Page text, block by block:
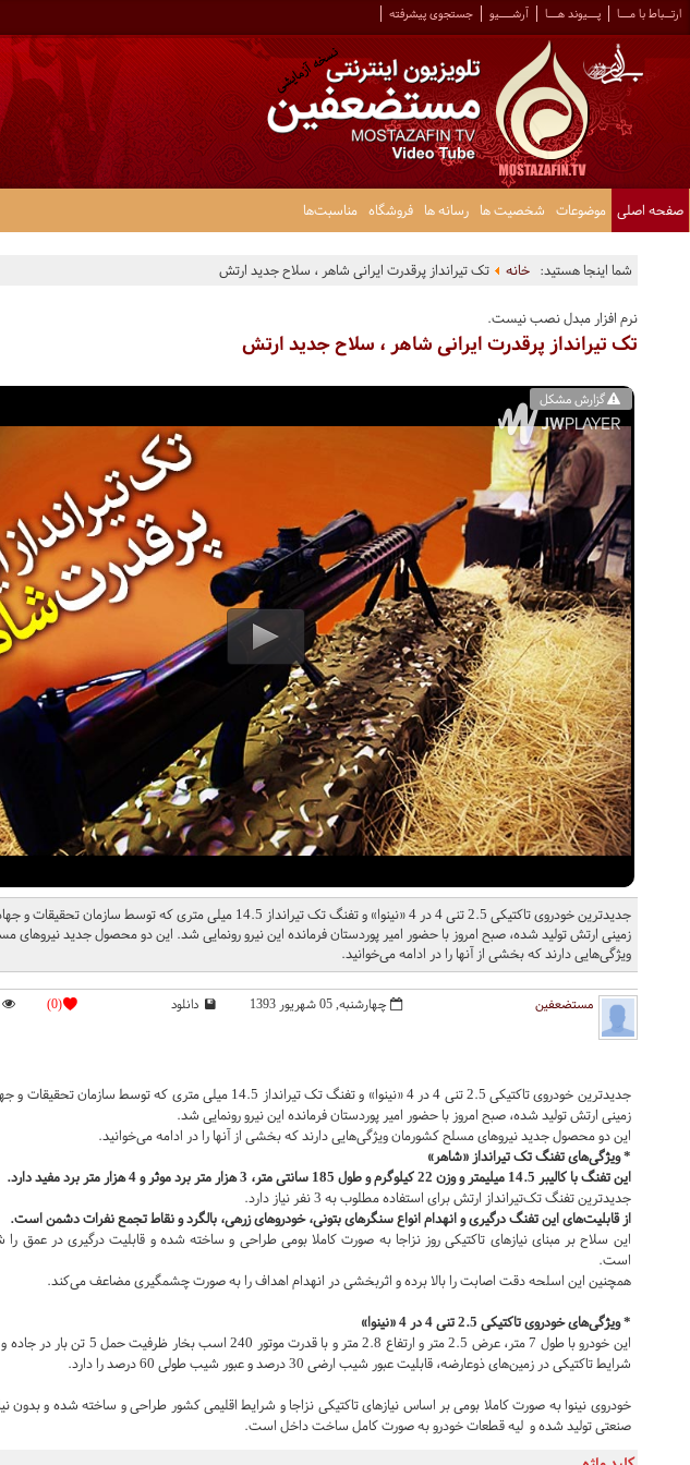
ارتــباط با مـــا پـــیوند هـــا آرشــــیو جستجوی پیشرفته
صفحه اصلی موضوعات شخصیت ها رسانه ها فروشگاه مناسبت‌ها
شما اینجا هستید: خانه تک تیرانداز پرقدرت ایرانی شاهر ، سلاح جدید ارتش
نرم افزار مبدل نصب نیست.
تک تیرانداز پرقدرت ایرانی شاهر ، سلاح جدید ارتش
گزارش مشکل
جدیدترین خودروی تاکتیکی 2.5 تنی 4 در 4 «نینوا» و تفنگ تک تیرانداز 14.5 میلی متری که توسط
زمینی ارتش تولید شده، صبح امروز با حضور امیر پوردستان فرمانده این نیرو رونمایی شد. این دو محصول جدید نیروهای
ویژگی‌هایی دارند که بخشی از آنها را در ادامه می‌خوانید.
مستضعفین چهارشنبه, 05 شهریور 1393 دانلود (0)
جدیدترین خودروی تاکتیکی 2.5 تنی 4 در 4 «نینوا» و تفنگ تک تیرانداز 14.5 میلی متری که
زمینی ارتش تولید شده، صبح امروز با حضور امیر پوردستان فرمانده این نیرو رونمایی شد.
این دو محصول جدید نیروهای مسلح کشورمان ویژگی‌هایی دارند که بخشی از آنها را در ادامه می‌خوانید.
* ویژگی‌های تفنگ تک تیرانداز «شاهر»
این تفنگ با کالیبر 14.5 میلیمتر و وزن 22 کیلوگرم و طول 185 سانتی متر، 3 هزار متر برد موثر و 4 هزار متر برد مفید دارد.
جدیدترین تفنگ تک‌تیرانداز ارتش برای استفاده مطلوب به 3 نفر نیاز دارد.
از قابلیت‌های این تفنگ درگیری و انهدام انواع سنگرهای بتونی، خودروهای زرهی، بالگرد و نقاط تجمع نفرات دشمن است.
این سلاح بر مبنای نیازهای تاکتیکی روز نزاجا به صورت کاملا بومی طراحی و ساخته شده و قابلیت درگیری در عمق را
است.
همچنین این اسلحه دقت اصابت را بالا برده و اثربخشی در انهدام اهداف را به صورت چشمگیری مضاعف می‌کند.
* ویژگی‌های خودروی تاکتیکی 2.5 تنی 4 در 4 «نینوا»
شرایط تاکتیکی در زمین‌های ذوعارضه، قابلیت عبور شیب ارضی 30 درصد و عبور شیب طولی 60 درصد را دارد.
خودروی نینوا به صورت کاملا بومی بر اساس نیازهای تاکتیکی نزاجا و شرایط اقلیمی کشور طراحی و ساخته شده و بدون
صنعتی تولید شده و لیه قطعات خودرو به صورت کامل ساخت داخل است.